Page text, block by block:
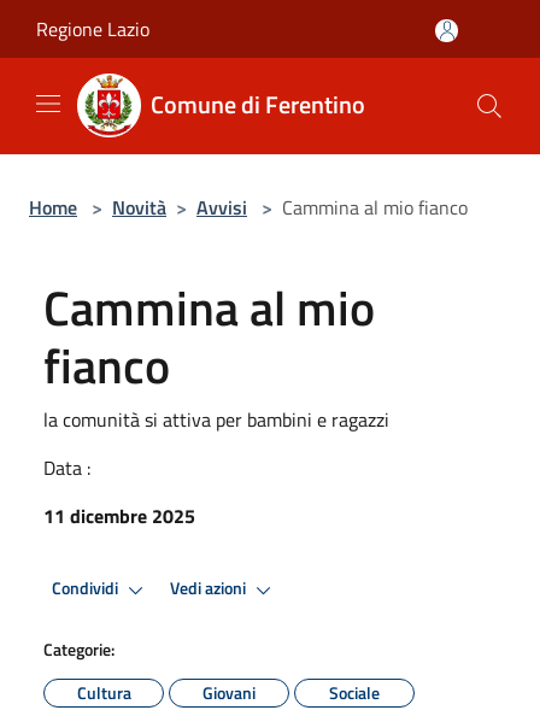
Regione Lazio
Comune di Ferentino
Home > Novità > Avvisi > Cammina al mio fianco
Cammina al mio
fianco
la comunità si attiva per bambini e ragazzi
Data :
11 dicembre 2025
Condividi Vedi azioni
Categorie:
Cultura
Giovani Sociale